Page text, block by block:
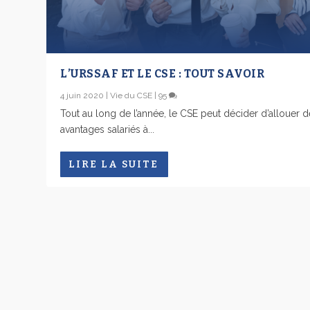
L’URSSAF ET LE CSE : TOUT SAVOIR
4 juin 2020 |Vie du CSE |95
Tout au long de l’année, le CSE peut décider d’allouer
avantages salariés à...
LIRE LA SUITE